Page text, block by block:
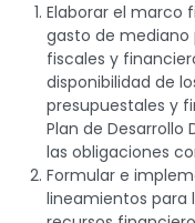
Elaborar el marco
gasto de mediano
fiscales y
disponibilidad de
presupuestales y
Plan de
las obligaciones
Formular e
lineamientos para